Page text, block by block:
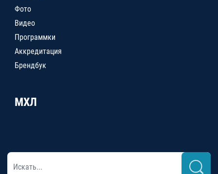
Фото
Видео
Программки
Аккредитация
Брендбук
МХЛ